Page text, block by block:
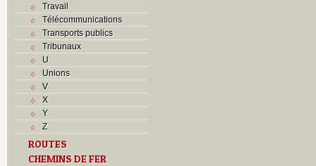
Travail
Télécommunications
Transports publics
Tribunaux
U
Unions
V
X
Y
Z
ROUTES
CHEMINS DE FER